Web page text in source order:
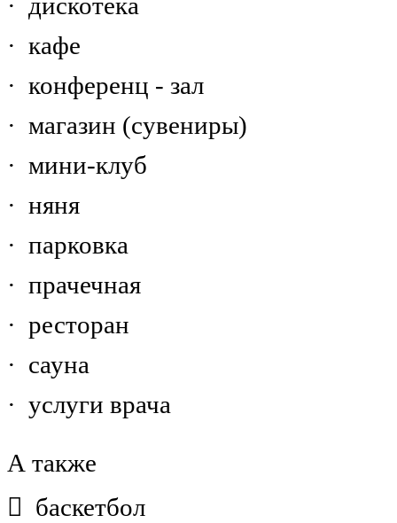
· кафе
· конференц - зал
· магазин (сувениры)
· мини-клуб
· няня
· парковка
· прачечная
· ресторан
· сауна
· услуги врача
А также
 баскетбол